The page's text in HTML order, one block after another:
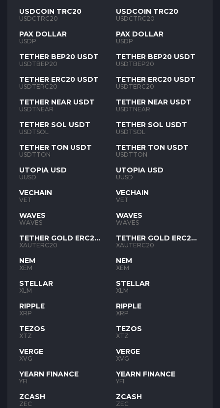
USDCOIN TRC20
USDCTRC20
PAX DOLLAR
USDP
TETHER BEP20 USDT
USDTBEP20
TETHER ERC20 USDT
USDTERC20
TETHER NEAR USDT
USDTNEAR
TETHER SOL USDT
USDTSOL
TETHER TON USDT
USDTTON
UTOPIA USD
UUSD
VECHAIN
VET
WAVES
WAVES
TETHER GOLD ERC20
XAUT
XAUTERC20
NEM
XEM
STELLAR
XLM
RIPPLE
XRP
TEZOS
XTZ
VERGE
XVG
YEARN FINANCE
YFI
ZCASH
ZEC
USDCOIN TRC20
USDCTRC20
PAX DOLLAR
USDP
TETHER BEP20 USDT
USDTBEP20
TETHER ERC20 USDT
USDTERC20
TETHER NEAR USDT
USDTNEAR
TETHER SOL USDT
USDTSOL
TETHER TON USDT
USDTTON
UTOPIA USD
UUSD
VECHAIN
VET
WAVES
WAVES
TETHER GOLD ERC20
XAUT
XAUTERC20
NEM
XEM
STELLAR
XLM
RIPPLE
XRP
TEZOS
XTZ
VERGE
XVG
YEARN FINANCE
YFI
ZCASH
ZEC